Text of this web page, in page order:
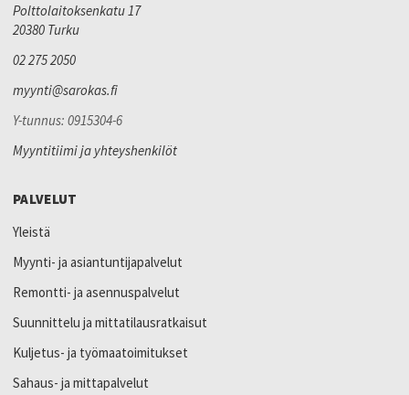
Polttolaitoksenkatu 17
20380 Turku
02 275 2050
myynti@sarokas.fi
Y-tunnus: 0915304-6
Myyntitiimi ja yhteyshenkilöt
PALVELUT
Yleistä
Myynti- ja asiantuntijapalvelut
Remontti- ja asennuspalvelut
Suunnittelu ja mittatilausratkaisut
Kuljetus- ja työmaatoimitukset
Sahaus- ja mittapalvelut